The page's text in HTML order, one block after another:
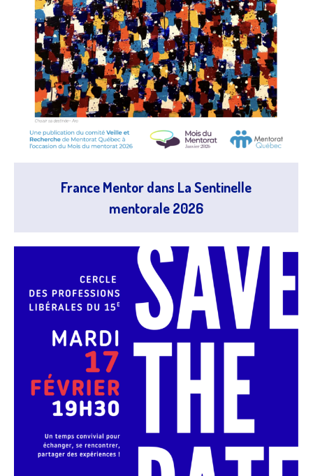
France Mentor dans La Sentinelle
mentorale 2026